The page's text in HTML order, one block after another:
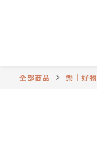
全部商品 樂｜好物